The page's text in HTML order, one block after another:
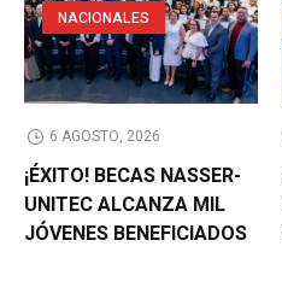
NACIONALES
6 AGOSTO, 2026
¡ÉXITO! BECAS NASSER-
UNITEC ALCANZA MIL
JÓVENES BENEFICIADOS